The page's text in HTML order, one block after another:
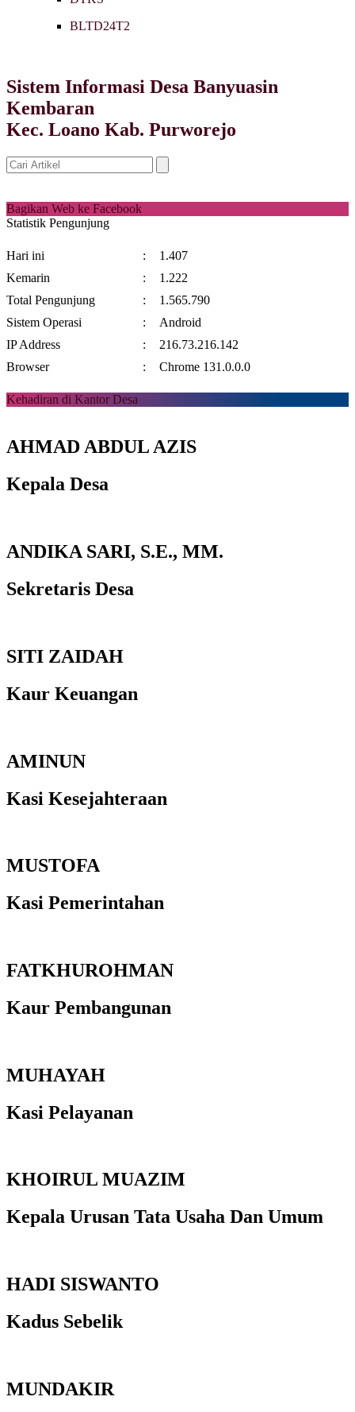
BLTD24T2
Sistem Informasi Desa Banyuasin
Kembaran
Kec. Loano Kab. Purworejo
Bagikan Web ke Facebook
Statistik Pengunjung
Hari ini :
1.407
Kemarin
:
1.222
Total Pengunjung
:
1.565.790
Sistem Operasi
:
Android
IP Address
:
216.73.216.142
Browser
: Chrome 131.0.0.0
Kehadiran di Kantor Desa
AHMAD ABDUL AZIS
Kepala Desa
ANDIKA SARI, S.E., MM.
Sekretaris Desa
SITI ZAIDAH
Kaur Keuangan
AMINUN
Kasi Kesejahteraan
MUSTOFA
Kasi Pemerintahan
FATKHUROHMAN
Kaur Pembangunan
MUHAYAH
Kasi Pelayanan
KHOIRUL MUAZIM
Kepala Urusan Tata Usaha Dan Umum
HADI SISWANTO
Kadus Sebelik
MUNDAKIR